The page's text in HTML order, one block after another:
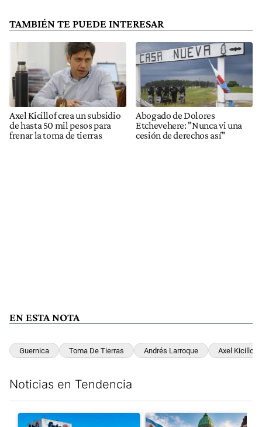
TAMBIÉN TE PUEDE INTERESAR
Axel Kicillof crea un subsidio
de hasta 50 mil pesos para
frenar la toma de tierras
Abogado de Dolores
Etchevehere: "Nunca vi una
cesión de derechos así"
EN ESTA NOTA
Guernica Toma De Tierras Andrés Larroque Axel Kicillof
Noticias en Tendencia
Un artículo de tendencia con el título "Récord histórico de
Un artículo de tendencia con